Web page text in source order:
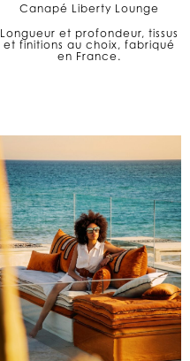
Canapé Liberty Lounge
Longueur et profondeur, tissus
et finitions au choix, fabriqué
en France.